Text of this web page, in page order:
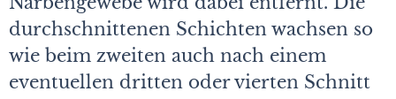
durchschnittenen Schichten wachsen so
wie beim zweiten auch nach einem
eventuellen dritten oder vierten Schnitt